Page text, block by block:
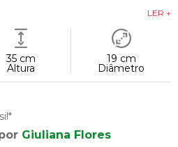
LER +
35 cm
Altura
19 cm
Diâmetro
Giuliana Flores